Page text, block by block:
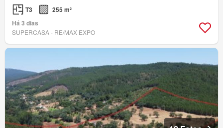
T3
255 m²
Há 3 dias
SUPERCASA - RE/MAX EXPO